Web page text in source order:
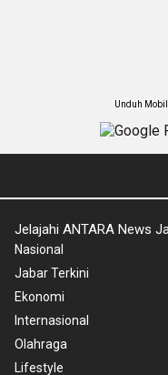
Unduh
Jelajahi ANTARA News
Nasional
Jabar Terkini
Ekonomi
Internasional
Olahraga
Lifestyle